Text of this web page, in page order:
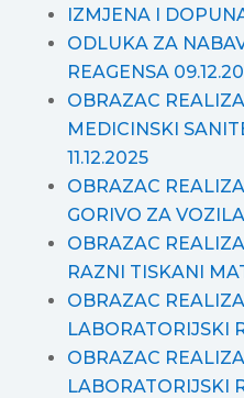
IZMJENA I
ODLUKA ZA
REAGENSA
OBRAZAC
MEDICINSKI
11.12.2025
OBRAZAC
GORIVO ZA VOZILA
OBRAZAC
RAZNI TISKANI
OBRAZAC
LABORATORIJSKI
OBRAZAC
LABORATORIJSKI